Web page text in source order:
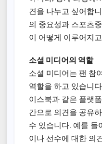
견을 나누고 싶어합
의 중요성과 스포츠
이 어떻게 이루어지
소셜 미디어의 역할
소셜 미디어는 팬 참
역할을 하고 있습니
이스북과 같은 플랫
간으로 의견을 공유
수 있습니다. 예를 들
이나 선수에 대한 의